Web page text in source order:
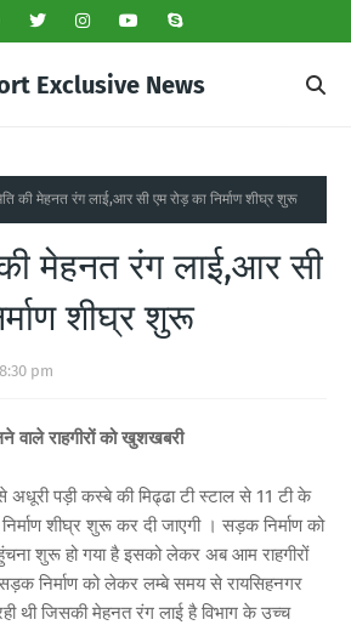
Exclusive News
की मेहनत रंग लाई,आर सी एम रोड़ का निर्माण शीघ्र शुरू
मेहनत रंग लाई,आर सी
शीघ्र शुरू
8:30 pm
वाले राहगीरों को खुशखबरी
पड़ी कस्बे की मिढ्ढा टी स्टाल से 11 टी के
शीघ्र शुरू कर दी जाएगी । सड़क निर्माण को
शुरू हो गया है इसको लेकर अब आम राहगीरों
निर्माण को लेकर लम्बे समय से रायसिहनगर
थी जिसकी मेहनत रंग लाई है विभाग के उच्च